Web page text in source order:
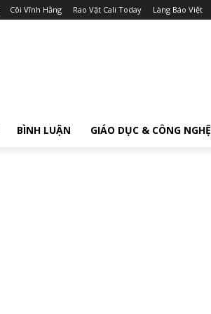
Cõi Vĩnh Hằng Rao Vặt Cali Today Làng Báo Việt
BÌNH LUẬN GIÁO DỤC & CÔNG NGHỆ